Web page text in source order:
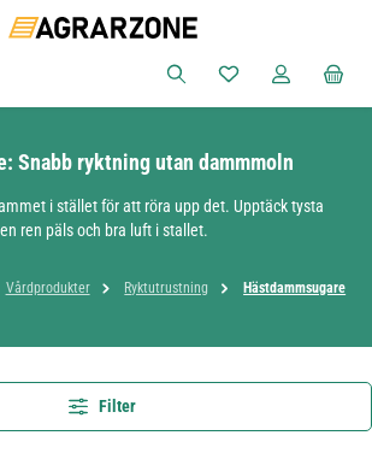
Du har 0 objekt i
Snabb ryktning utan dammmoln
i stället för att röra upp det. Upptäck tysta
ren päls och bra luft i stallet.
Vårdprodukter Ryktutrustning Hästdammsugare
Filter